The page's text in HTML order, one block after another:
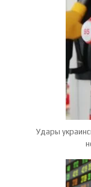
Удары